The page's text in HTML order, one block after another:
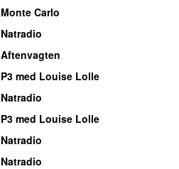
Monte Carlo
Natradio
Aftenvagten
P3 med Louise Lolle
Natradio
P3 med Louise Lolle
Natradio
Natradio